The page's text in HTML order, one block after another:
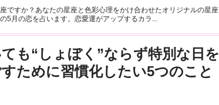
ですか？あなたの星座と色彩心理をかけ合わせたオリジナルの星座
5月の恋を占います。恋愛運がアップするカラ...
も“しょぼく”ならず特別な日を
ために習慣化したい5つのこと